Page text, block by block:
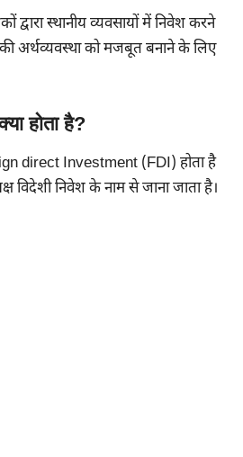
स्थानीय व्यवसायों में निवेश करने
की अर्थव्यवस्था को मजबूत बनाने के लिए
होता है?
direct Investment (FDI) होता है
विदेशी निवेश के नाम से जाना जाता है।